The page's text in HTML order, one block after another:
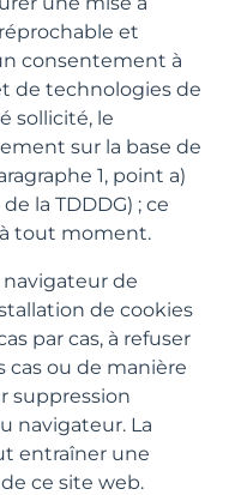
et
consentement à
de technologies de
sollicité, le
sur la base de
1, point a)
la TDDDG) ; ce
tout moment.
de
de cookies
par cas, à refuser
cas ou de manière
suppression
navigateur. La
entraîner une
ce site web.